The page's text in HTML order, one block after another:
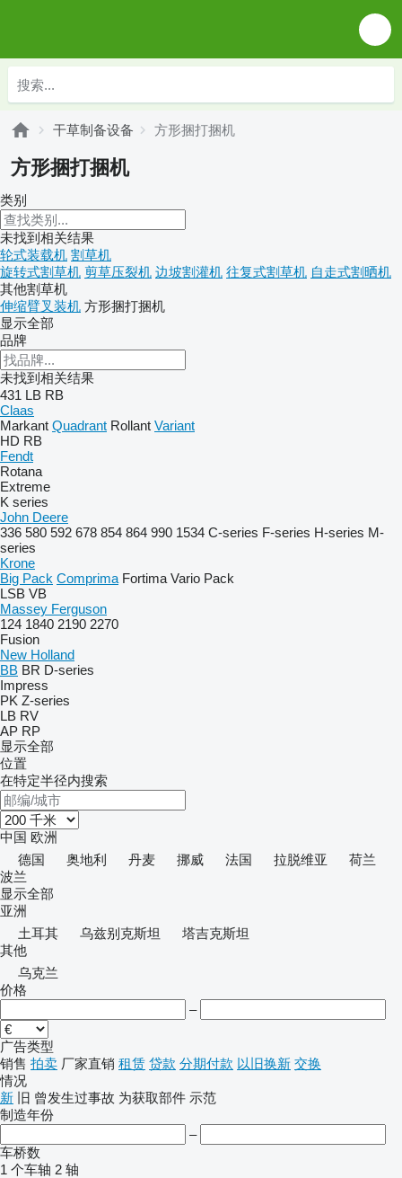
干草制备设备 方形捆打捆机
方形捆打捆机
类别
未找到相关结果
轮式装载机 割草机
旋转式割草机 剪草压裂机 边坡割灌机 往复式割草机 自走式割晒机
其他割草机
伸缩臂叉装机 方形捆打捆机
显示全部
品牌
未找到相关结果
431 LB RB
Claas
Markant Quadrant Rollant Variant
HD RB
Fendt
Rotana
Extreme
K series
John Deere
336 580 592 678 854 864 990 1534 C-series F-series H-series M-
series
Krone
Big Pack Comprima Fortima Vario Pack
LSB VB
Massey Ferguson
124 1840 2190 2270
Fusion
New Holland
BB BR D-series
Impress
PK Z-series
LB RV
AP RP
显示全部
位置
在特定半径内搜索
中国 欧洲
德国
奥地利 丹麦 挪威 法国 拉脱维亚
荷兰
波兰
显示全部
亚洲
土耳其
乌兹别克斯坦
塔吉克斯坦
其他
乌克兰
价格
–
广告类型
销售 拍卖 厂家直销 租赁 贷款 分期付款 以旧换新 交换
情况
新 旧 曾发生过事故 为获取部件 示范
制造年份
–
车桥数
1 个车轴 2 轴